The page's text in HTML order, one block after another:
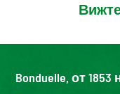
Bonduelle, от 1853